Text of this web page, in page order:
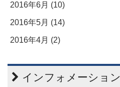
2016年6月 (10)
2016年5月 (14)
2016年4月 (2)
インフォメーション